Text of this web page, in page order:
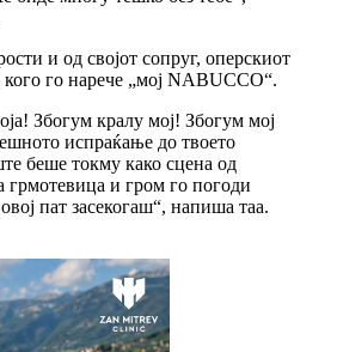
и од својот сопруг, оперскиот
го нарече „мој NABUCCO“.
Збогум кралу мој! Збогум мој
испраќање до твоето
беше токму како сцена од
грмотевица и гром го погоди
пат засекогаш“, напиша таа.